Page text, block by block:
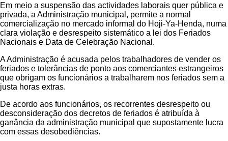
Em meio a suspensão das actividades laborais quer pública e
privada, a Administração municipal, permite a normal
comercialização no mercado informal do Hoji-Ya-Henda, numa
clara violação e desrespeito sistemático a lei dos Feriados
Nacionais e Data de Celebração Nacional.
A Administração é acusada pelos trabalhadores de vender os
feriados e tolerâncias de ponto aos comerciantes estrangeiros
que obrigam os funcionários a trabalharem nos feriados sem a
justa horas extras.
De acordo aos funcionários, os recorrentes desrespeito ou
desconsideração dos decretos de feriados é atribuída à
ganância da administração municipal que supostamente lucra
com essas desobediências.